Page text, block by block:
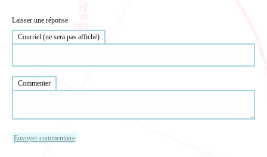
Laisser une réponse
Courriel (ne sera pas affiché)
Commenter